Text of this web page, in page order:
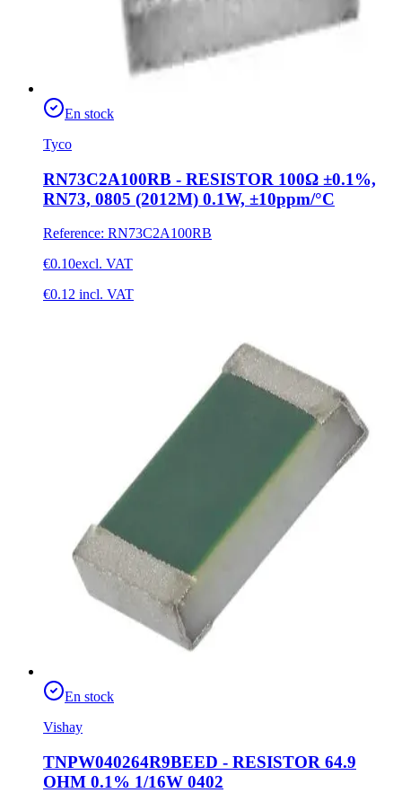
En stock
Tyco
RN73C2A100RB - RESISTOR 100Ω ±0.1%,
RN73, 0805 (2012M) 0.1W, ±10ppm/°C
Reference: RN73C2A100RB
€0.10excl. VAT
€0.12 incl. VAT
En stock
Vishay
TNPW040264R9BEED - RESISTOR 64.9
OHM 0.1% 1/16W 0402